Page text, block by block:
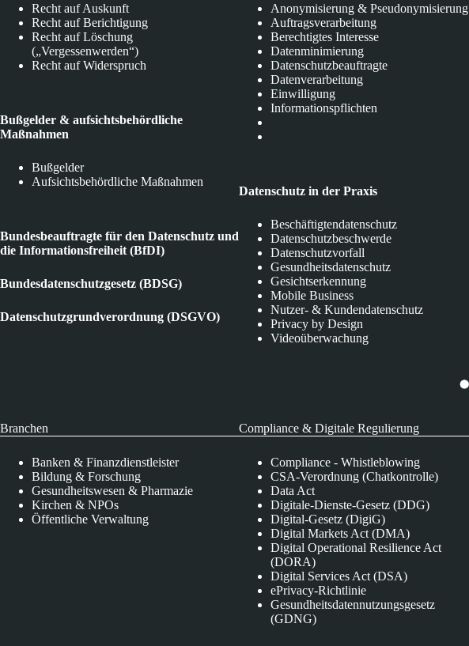
Recht auf Auskunft
Recht auf Berichtigung
Recht auf Löschung
(„Vergessenwerden“)
Recht auf Widerspruch
Bußgelder & aufsichtsbehördliche
Maßnahmen
Bußgelder
Aufsichtsbehördliche Maßnahmen
Bundesbeauftragte für den Datenschutz und
die Informationsfreiheit (BfDI)
Bundesdatenschutzgesetz (BDSG)
Datenschutzgrundverordnung (DSGVO)
Anonymisierung & Pseudonymisierung
Auftragsverarbeitung
Berechtigtes Interesse
Datenminimierung
Datenschutzbeauftragte
Datenverarbeitung
Einwilligung
Informationspflichten
Datenschutz in der Praxis
Beschäftigtendatenschutz
Datenschutzbeschwerde
Datenschutzvorfall
Gesundheitsdatenschutz
Gesichtserkennung
Mobile Business
Nutzer- & Kundendatenschutz
Privacy by Design
Videoüberwachung
Branchen
Banken & Finanzdienstleister
Bildung & Forschung
Gesundheitswesen & Pharmazie
Kirchen & NPOs
Öffentliche Verwaltung
Compliance & Digitale Regulierung
Compliance - Whistleblowing
CSA-Verordnung (Chatkontrolle)
Data Act
Digitale-Dienste-Gesetz (DDG)
Digital-Gesetz (DigiG)
Digital Markets Act (DMA)
Digital Operational Resilience Act
(DORA)
Digital Services Act (DSA)
ePrivacy-Richtlinie
Gesundheitsdatennutzungsgesetz
(GDNG)